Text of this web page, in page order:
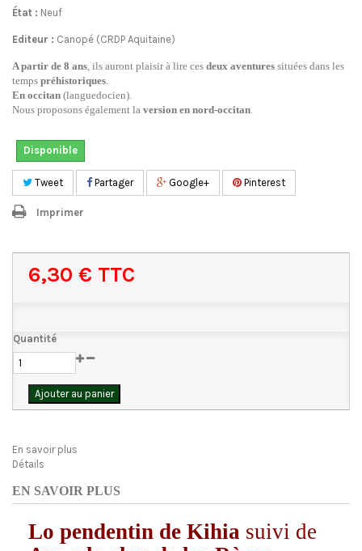
État : Neuf
Editeur : Canopé (CRDP Aquitaine)
A partir de 8 ans, ils auront plaisir à lire ces deux aventures situées dans les
temps préhistoriques.
En occitan (languedocien).
Nous proposons également la version en nord-occitan.
Disponible
Tweet Partager Google+ Pinterest
Imprimer
6,30 € TTC
Quantité
Ajouter au panier
En savoir plus
Détails
EN SAVOIR PLUS
Lo pendentin de Kihia suivi de